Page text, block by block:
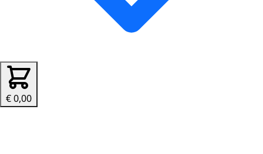
€ 0,00